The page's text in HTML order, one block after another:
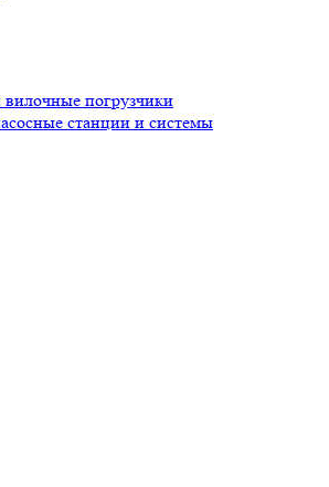
вилочные погрузчики
станции и системы